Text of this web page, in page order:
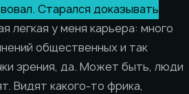
Старался доказывать
легкая у меня карьера: много
общественных и так
зрения, да. Может быть, люди
Видят какого-то фрика,